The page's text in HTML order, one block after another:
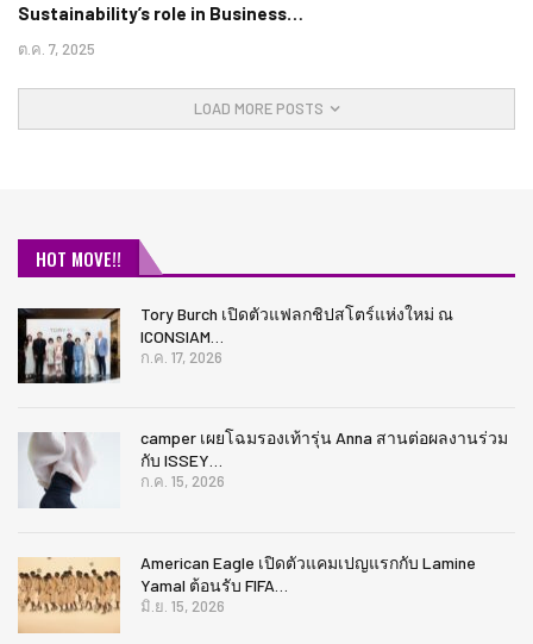
Sustainability’s role in Business…
ต.ค. 7, 2025
LOAD MORE POSTS
HOT MOVE!!
Tory Burch เปิดตัวแฟลกชิปสโตร์แห่งใหม่ ณ
ICONSIAM…
ก.ค. 17, 2026
camper เผยโฉมรองเท้ารุ่น Anna สานต่อผลงานร่วม
กับ ISSEY…
ก.ค. 15, 2026
American Eagle เปิดตัวแคมเปญแรกกับ Lamine
Yamal ต้อนรับ FIFA…
มิ.ย. 15, 2026